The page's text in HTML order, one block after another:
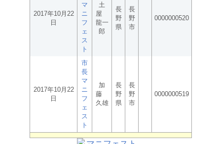
2017年10月22
日
マ
ニ
フ
ェ
ス
ト
土
屋
龍一
郎
長
野
県
長
野
市
0000000520
2017年10月22
日
市
長
マ
ニ
フ
ェ
ス
ト
加
藤
久雄
長
野
県
長
野
市
0000000519